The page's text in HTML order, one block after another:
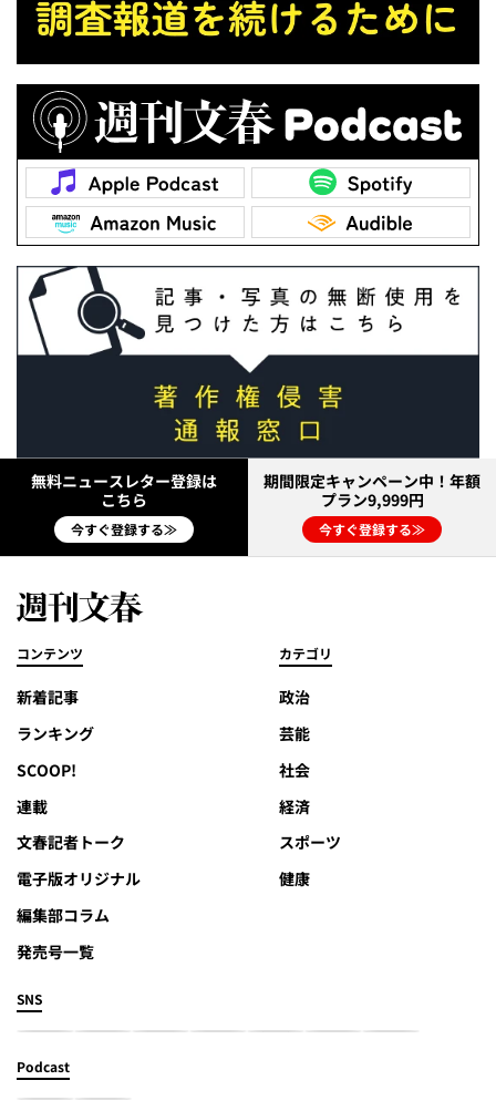
無料ニュースレター登録は
こちら
今すぐ登録する≫
期間限定キャンペーン中！年額
プラン9,999円
今すぐ登録する≫
コンテンツ
新着記事
ランキング
SCOOP!
連載
文春記者トーク
電子版オリジナル
編集部コラム
発売号一覧
カテゴリ
政治
芸能
社会
経済
スポーツ
健康
SNS
Podcast